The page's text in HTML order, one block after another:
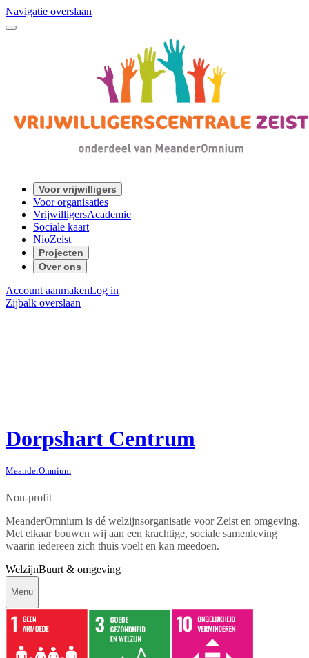
Navigatie overslaan
Voor vrijwilligers
Voor organisaties
VrijwilligersAcademie
Sociale kaart
NioZeist
Projecten
Over ons
Account aanmakenLog in
Zijbalk overslaan
Dorpshart Centrum
MeanderOmnium
Non-profit
MeanderOmnium is dé welzijnsorganisatie voor Zeist en omgeving.
Met elkaar bouwen wij aan een krachtige, sociale samenleving
waarin iedereen zich thuis voelt en kan meedoen.
WelzijnBuurt & omgeving
Menu